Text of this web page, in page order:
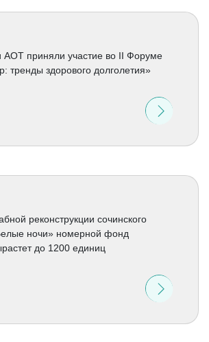
АОТ приняли участие во II Форуме
тренды здорового долголетия»
реконструкции сочинского
ночи» номерной фонд
до 1200 единиц